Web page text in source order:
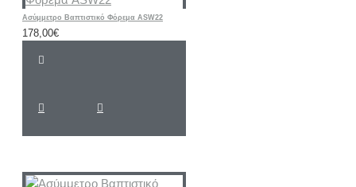
Ασύμμετρο Βαπτιστικό Φόρεμα ASW22
178,00€